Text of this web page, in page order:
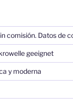
comisión. Datos de
geeignet
y moderna